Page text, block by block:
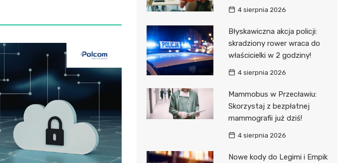
4 sierpnia 2026
Błyskawiczna akcja policji:
skradziony rower wraca do
właścicielki w 2 godziny!
4 sierpnia 2026
Mammobus w Przecławiu:
Skorzystaj z bezpłatnej
mammografii już dziś!
4 sierpnia 2026
Nowe kody do Legimi i Empik